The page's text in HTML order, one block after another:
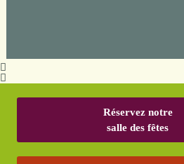
Réservez notre
salle des fêtes